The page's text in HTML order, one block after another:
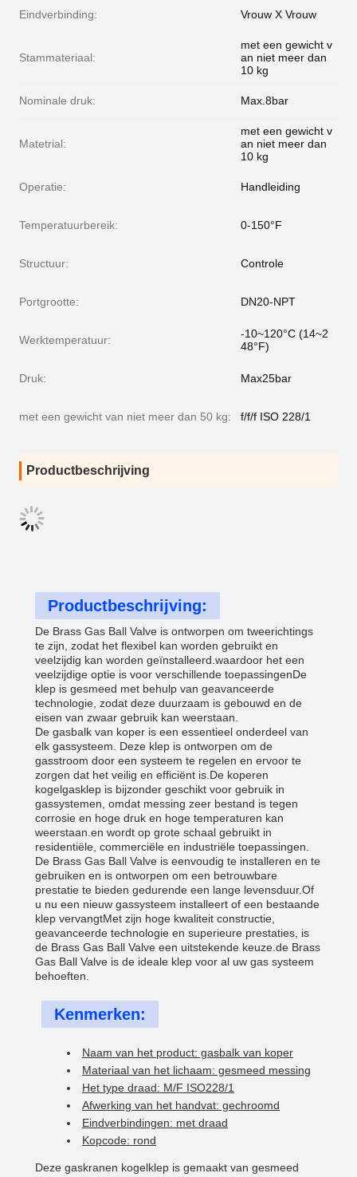
Eindverbinding: Vrouw X Vrouw
Stammateriaal:
met een gewicht v
an niet meer dan
10 kg
Nominale druk: Max.8bar
Matetrial:
met een gewicht v
an niet meer dan
10 kg
Operatie: Handleiding
Temperatuurbereik: 0-150°F
Structuur: Controle
Portgrootte: DN20-NPT
Werktemperatuur:
-10~120°C (14~2
48°F)
Druk: Max25bar
met een gewicht van niet meer dan 50 kg: f/f/f ISO 228/1
Productbeschrijving
Productbeschrijving:
De Brass Gas Ball Valve is ontworpen om tweerichtings
te zijn, zodat het flexibel kan worden gebruikt en
veelzijdig kan worden geïnstalleerd.waardoor het een
veelzijdige optie is voor verschillende toepassingenDe
klep is gesmeed met behulp van geavanceerde
technologie, zodat deze duurzaam is gebouwd en de
eisen van zwaar gebruik kan weerstaan.
De gasbalk van koper is een essentieel onderdeel van
elk gassysteem. Deze klep is ontworpen om de
gasstroom door een systeem te regelen en ervoor te
zorgen dat het veilig en efficiënt is.De koperen
kogelgasklep is bijzonder geschikt voor gebruik in
gassystemen, omdat messing zeer bestand is tegen
corrosie en hoge druk en hoge temperaturen kan
weerstaan.en wordt op grote schaal gebruikt in
residentiële, commerciële en industriële toepassingen.
De Brass Gas Ball Valve is eenvoudig te installeren en te
gebruiken en is ontworpen om een betrouwbare
prestatie te bieden gedurende een lange levensduur.Of
u nu een nieuw gassysteem installeert of een bestaande
klep vervangtMet zijn hoge kwaliteit constructie,
geavanceerde technologie en superieure prestaties, is
de Brass Gas Ball Valve een uitstekende keuze.de Brass
Gas Ball Valve is de ideale klep voor al uw gas systeem
behoeften.
Kenmerken:
Naam van het product: gasbalk van koper
Materiaal van het lichaam: gesmeed messing
Het type draad: M/F ISO228/1
Afwerking van het handvat: gechroomd
Eindverbindingen: met draad
Kopcode: rond
Deze gaskranen kogelklep is gemaakt van gesmeed